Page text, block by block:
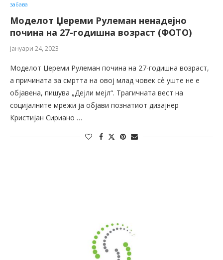
забава
Моделот Џереми Рулеман ненадејно
почина на 27-годишна возраст (ФОТО)
јануари 24, 2023
Моделот Џереми Рулеман почина на 27-годишна возраст,
а причината за смртта на овој млад човек сѐ уште не е
објавена, пишува „Дејли мејл“. Трагичната вест на
социјалните мрежи ја објави познатиот дизајнер
Кристијан Сириано …